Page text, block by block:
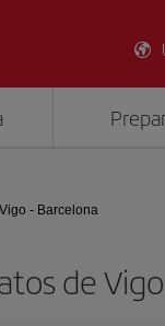
Vigo - Barcelona
de